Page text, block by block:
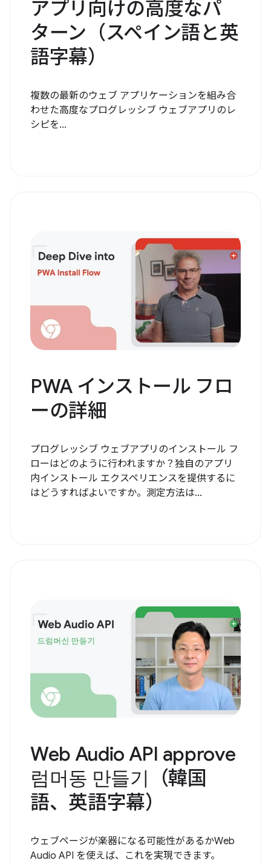
アプリ向けの高度なパ
ターン（スペイン語と英
語字幕）
複数の最新のウェブ アプリケーションを組み合
わせた高度なプログレッシブ ウェブアプリのレ
シピを...
PWA インストール フロ
ーの詳細
プログレッシブ ウェブアプリのインストール フ
ローはどのように行われますか？独自のアプリ
内インストール エクスペリエンスを提供するに
はどうすればよいですか。測定方法は...
Web Audio API approve
럼머동 만들기（韓国
語、英語字幕）
ウェブページが楽器になる可能性があるかWeb
Audio API を使えば、これを実現できます。